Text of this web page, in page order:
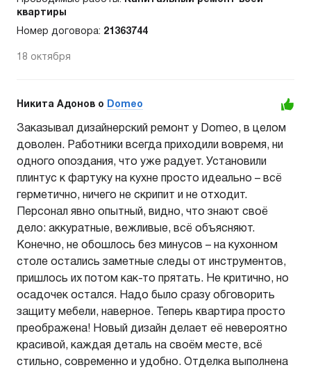
квартиры
Номер договора: 21363744
18 октября
Никита Адонов o Domeo
Заказывал дизайнерский ремонт у Domeo, в целом
доволен. Работники всегда приходили вовремя, ни
одного опоздания, что уже радует. Установили
плинтус к фартуку на кухне просто идеально – всё
герметично, ничего не скрипит и не отходит.
Персонал явно опытный, видно, что знают своё
дело: аккуратные, вежливые, всё объясняют.
Конечно, не обошлось без минусов – на кухонном
столе остались заметные следы от инструментов,
пришлось их потом как-то прятать. Не критично, но
осадочек остался. Надо было сразу обговорить
защиту мебели, наверное. Теперь квартира просто
преображена! Новый дизайн делает её невероятно
красивой, каждая деталь на своём месте, всё
стильно, современно и удобно. Отделка выполнена